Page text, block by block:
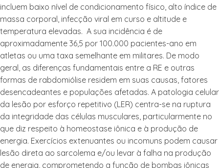
incluem baixo nível de condicionamento físico, alto índice de
massa corporal, infecção viral em curso e altitude e
temperatura elevadas. A sua incidência é de
aproximadamente 36,5 por 100.000 pacientes-ano em
atletas ou uma taxa semelhante em militares. De modo
geral, as diferenças fundamentais entre a RE e outras
formas de rabdomiólise residem em suas causas, fatores
desencadeantes e populações afetadas. A patologia celular
da lesão por esforço repetitivo (LER) centra-se na ruptura
da integridade das células musculares, particularmente no
que diz respeito à homeostase iônica e à produção de
energia. Exercícios extenuantes ou incomuns podem causar
lesão direta ao sarcolema e/ou levar à falha na produção
de energia, comprometendo a função de bombas iônicas